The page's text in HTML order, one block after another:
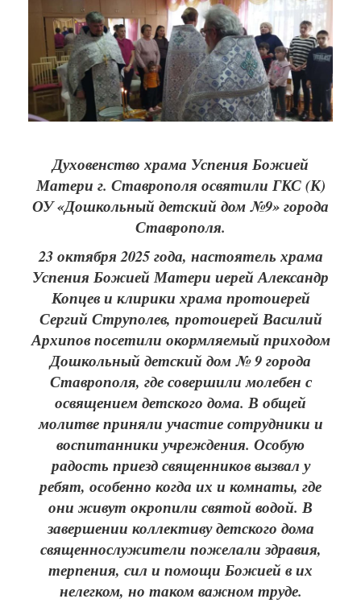
Духовенство храма Успения Божией
Матери г. Ставрополя освятили ГКС (К)
ОУ «Дошкольный детский дом №9» города
Ставрополя.
23 октября 2025 года, настоятель храма
Успения Божией Матери иерей Александр
Копцев и клирики храма протоиерей
Сергий Струполев, протоиерей Василий
Архипов посетили окормляемый приходом
Дошкольный детский дом № 9 города
Ставрополя, где совершили молебен с
освящением детского дома. В общей
молитве приняли участие сотрудники и
воспитанники учреждения. Особую
радость приезд священников вызвал у
ребят, особенно когда их и комнаты, где
они живут окропили святой водой. В
завершении коллективу детского дома
священнослужители пожелали здравия,
терпения, сил и помощи Божией в их
нелегком, но таком важном труде.